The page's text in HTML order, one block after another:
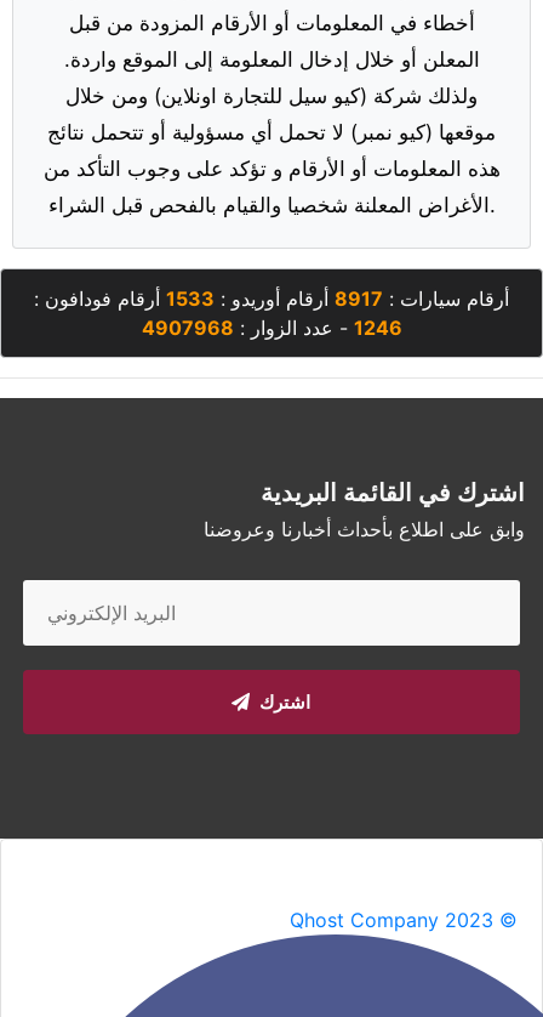
أخطاء في المعلومات أو الأرقام المزودة من قبل
المعلن أو خلال إدخال المعلومة إلى الموقع واردة.
ولذلك شركة (كيو سيل للتجارة اونلاين) ومن خلال
موقعها (كيو نمبر) لا تحمل أي مسؤولية أو تتحمل نتائج
هذه المعلومات أو الأرقام و تؤكد على وجوب التأكد من
الأغراض المعلنة شخصيا والقيام بالفحص قبل الشراء.
أرقام سيارات : 8917 أرقام أوريدو : 1533 أرقام فودافون :
1246 - عدد الزوار : 4907968
اشترك في القائمة البريدية
وابق على اطلاع بأحداث أخبارنا وعروضنا
اشترك
Qhost Company 2023 ©